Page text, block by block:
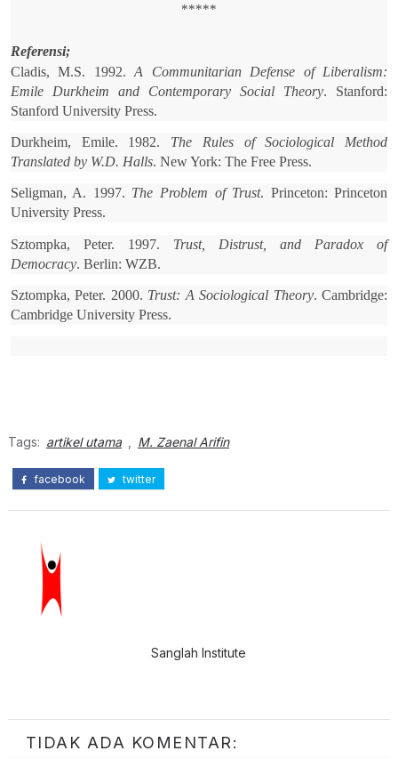
*****
Referensi;
Cladis, M.S. 1992.A Communitarian Defense of Liberalism:
Emile Durkheim and Contemporary Social Theory. Stanford:
Stanford University Press.
Durkheim, Emile. 1982. The Rules of Sociological Method
Translated by W.D. Halls. New York: The Free Press.
Seligman, A. 1997. The Problem of Trust. Princeton: Princeton
University Press.
Sztompka, Peter. 1997. Trust, Distrust, and Paradox of
Democracy. Berlin: WZB.
Sztompka, Peter. 2000. Trust: A Sociological Theory. Cambridge:
Cambridge University Press.
Tags: artikel utama M. Zaenal Arifin
facebook twitter
Sanglah Institute
TIDAK ADA KOMENTAR: